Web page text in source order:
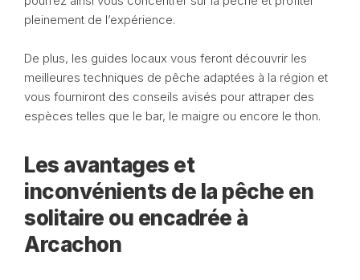
pleinement de l’expérience.
De plus, les guides locaux vous feront découvrir les
meilleures techniques de pêche adaptées à la région et
vous fourniront des conseils avisés pour attraper des
espèces telles que le bar, le maigre ou encore le thon.
Les avantages et
inconvénients de la pêche en
solitaire ou encadrée à
Arcachon